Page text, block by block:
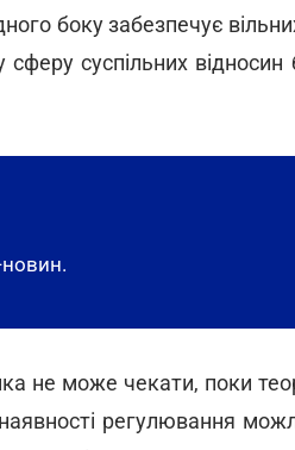
боку забезпечує
суспільних
новин.
не може чекати, поки
регулювання